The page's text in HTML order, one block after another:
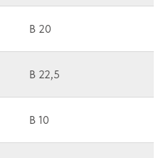
B 20
B 22,5
B 10